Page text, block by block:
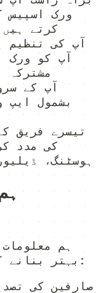
ورک اسپیس
کرتے
آپ کی تنظیم
آپ کو ورک
مشترکہ
آپ کے
بشمول ایپ
تیسرے فریق
کی مدد
ہوسٹنگ،
ہم
بہتر بنانے کے لیے استعمال کرتے ہیں، بشمول:
صارفین کی